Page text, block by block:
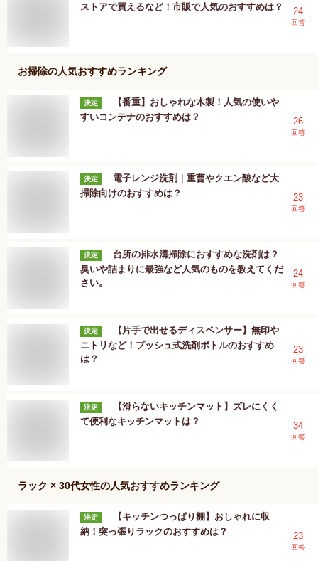
ストアで買えるなど！市販で人気のおすすめは？
24
回答
お掃除の人気おすすめランキング
決定
【番重】おしゃれな木製！人気の使いや
すいコンテナのおすすめは？
26
回答
決定
電子レンジ洗剤｜重曹やクエン酸など大
掃除向けのおすすめは？
23
回答
決定
台所の排水溝掃除におすすめな洗剤は？
臭いや詰まりに最強など人気のものを教えてくだ
さい。
24
回答
決定
【片手で出せるディスペンサー】無印や
ニトリなど！プッシュ式洗剤ボトルのおすすめ
は？
23
回答
決定
【滑らないキッチンマット】ズレにくく
て便利なキッチンマットは？
34
回答
ラック × 30代女性の人気おすすめランキング
決定
【キッチンつっぱり棚】おしゃれに収
納！突っ張りラックのおすすめは？
23
回答